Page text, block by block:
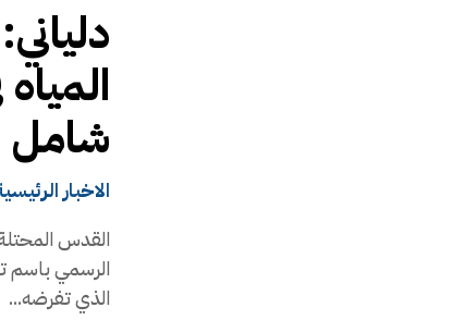
شامل
الاخبار
القدس
الرسمي باسم
الذي تفرضه...